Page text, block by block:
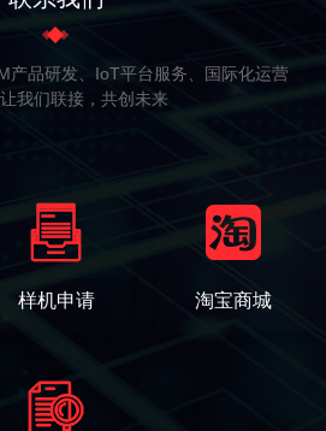
产品研发、IoT平台服务、国际化运营
我们联接，共创未来
样机申请 淘宝商城